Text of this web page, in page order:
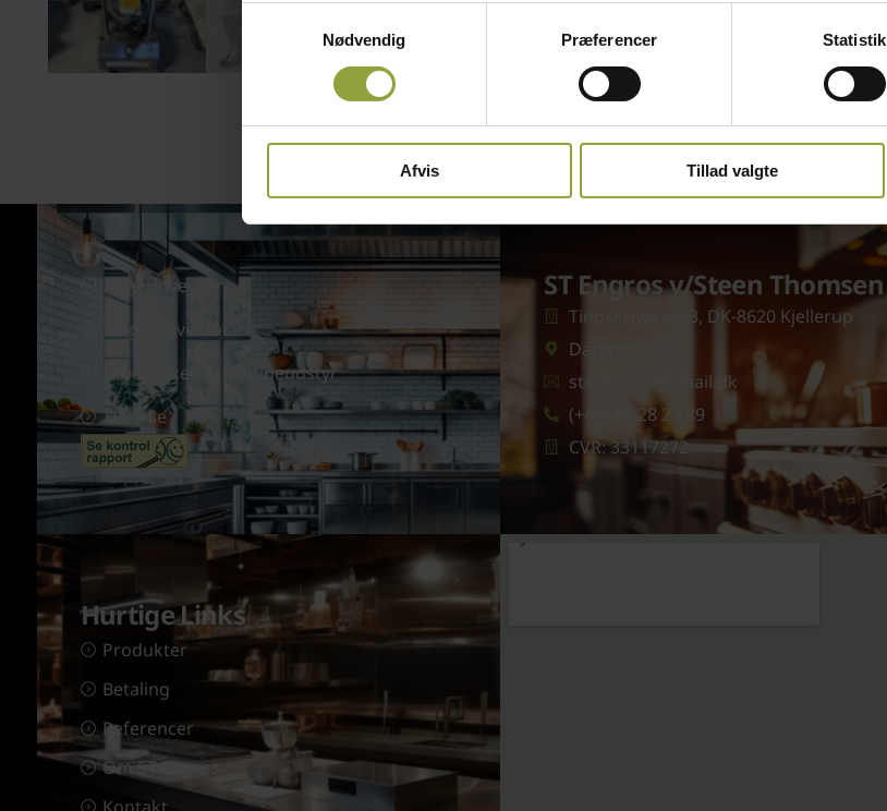
Nødvendig
Præferencer Statistik
Afvis Tillad valgte
Bagerinventar
Slageriinventar
Storkøkken & kantineudstyr
Diverse
ST Engros v/Steen Thomsen
Tingskrivervej 3, DK-8620 Kjellerup
Danmark
st@thomsen.mail.dk
(+45) 61 28 22 89
CVR: 33117272
Hurtige Links
Produkter
Betaling
Referencer
Om ST Engros